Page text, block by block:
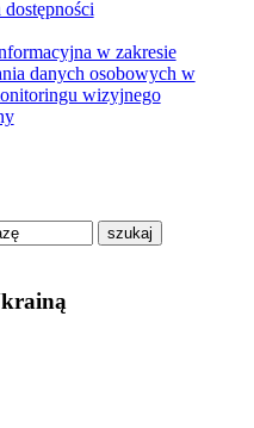
w zakresie
danych osobowych w
wizyjnego
szukaj